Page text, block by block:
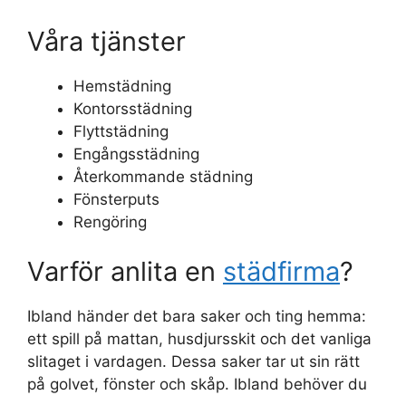
Våra tjänster
Hemstädning
Kontorsstädning
Flyttstädning
Engångsstädning
Återkommande städning
Fönsterputs
Rengöring
Varför anlita en städfirma?
Ibland händer det bara saker och ting hemma:
ett spill på mattan, husdjursskit och det vanliga
slitaget i vardagen. Dessa saker tar ut sin rätt
på golvet, fönster och skåp. Ibland behöver du